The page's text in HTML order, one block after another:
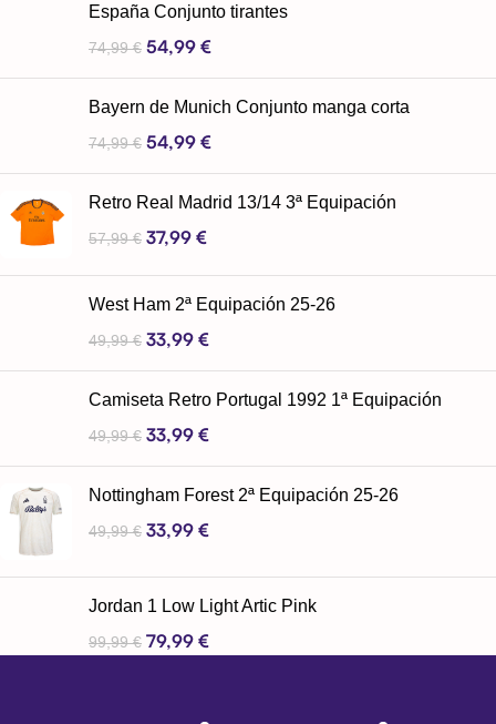
España Conjunto tirantes
74,99€ 54,99 €
Bayern de Munich Conjunto manga corta
74,99€ 54,99 €
Retro Real Madrid 13/14 3ª Equipación
57,99€ 37,99 €
West Ham 2ª Equipación 25-26
49,99€ 33,99 €
Camiseta Retro Portugal 1992 1ª Equipación
49,99€ 33,99 €
Nottingham Forest 2ª Equipación 25-26
49,99€ 33,99 €
Jordan 1 Low Light Artic Pink
99,99€ 79,99 €